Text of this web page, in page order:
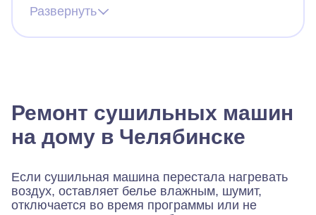
страшно (в первый раз вызываю мастера).
Вызвала мастера из айсберга. Все
понравилось, оператор быстро назначил
Развернуть
Ремонт сушильных машин
на дому в Челябинске
Если сушильная машина перестала нагревать
воздух, оставляет белье влажным, шумит,
отключается во время программы или не